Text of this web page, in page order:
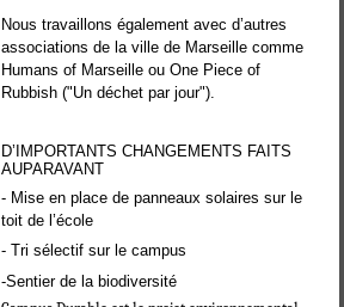
Nous travaillons également avec d’autres
associations de la ville de Marseille comme
Humans of Marseille ou One Piece of
Rubbish ("Un déchet par jour").
D’IMPORTANTS CHANGEMENTS FAITS
AUPARAVANT
- Mise en place de panneaux solaires sur le
toit de l’école
- Tri sélectif sur le campus
-Sentier de la biodiversité